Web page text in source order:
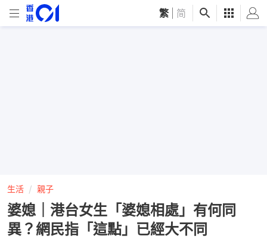
繁 简
生活 親子
婆媳｜港台女生「婆媳相處」有何同
異？網民指「這點」已經大不同